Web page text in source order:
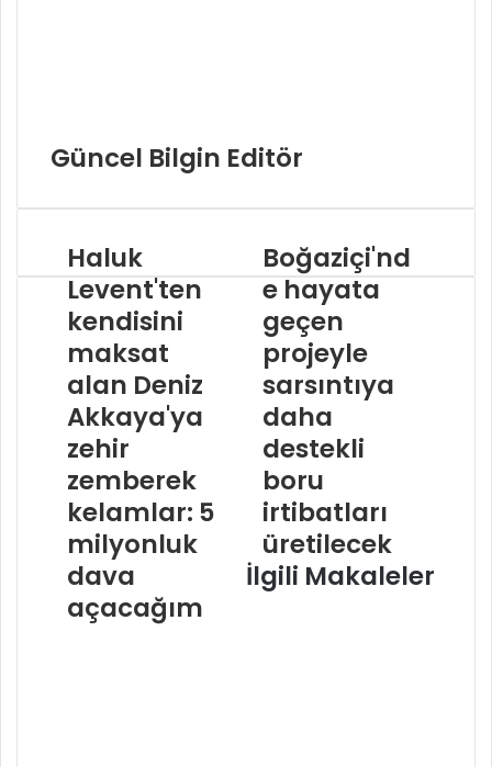
Güncel Bilgin Editör
Haluk
Levent'ten
kendisini
maksat
alan Deniz
Akkaya'ya
zehir
zemberek
kelamlar: 5
milyonluk
dava
açacağım
Boğaziçi'nd
e hayata
geçen
projeyle
sarsıntıya
daha
destekli
boru
irtibatları
üretilecek
İlgili Makaleler